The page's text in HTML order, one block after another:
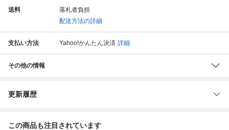
送料
落札者負担
配送方法の詳細
支払い方法 Yahoo!かんたん決済 詳細
その他の情報
更新履歴
この商品も注目されています